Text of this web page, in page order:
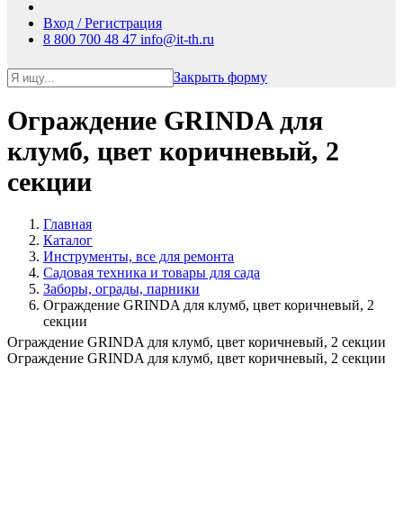
Вход / Регистрация
8 800 700 48 47 info@it-th.ru
Закрыть форму
Ограждение GRINDA для
клумб, цвет коричневый, 2
секции
Главная
Каталог
Инструменты, все для ремонта
Садовая техника и товары для сада
Заборы, ограды, парники
Ограждение GRINDA для клумб, цвет коричневый, 2
секции
Ограждение GRINDA для клумб, цвет коричневый, 2 секции
Ограждение GRINDA для клумб, цвет коричневый, 2 секции